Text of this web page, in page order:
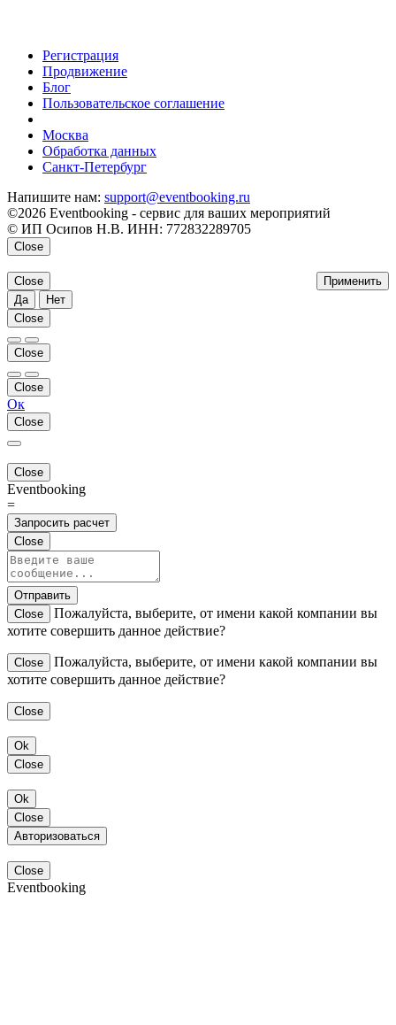
Регистрация
Продвижение
Блог
Пользовательское соглашение
Москва
Обработка данных
Санкт-Петербург
Напишите нам: support@eventbooking.ru
©2026 Eventbooking - сервис для ваших мероприятий
© ИП Осипов Н.В. ИНН: 772832289705
Close
Применить
Close
Да
Нет
Close
Close
Close
Ок
Close
Close
Eventbooking
=
Запросить расчет
Close
Отправить
Close
Пожалуйста, выберите, от имени какой компании вы
хотите совершить данное действие?
Close
Пожалуйста, выберите, от имени какой компании вы
хотите совершить данное действие?
Close
Ok
Close
Ok
Close
Авторизоваться
Close
Eventbooking